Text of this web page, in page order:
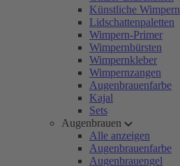
Künstliche Wimpern
Lidschattenpaletten
Wimpern-Primer
Wimpernbürsten
Wimpernkleber
Wimpernzangen
Augenbrauenfarbe
Kajal
Sets
Augenbrauen
Alle anzeigen
Augenbrauenfarbe
Augenbrauengel